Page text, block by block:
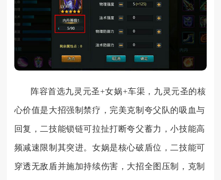
阵容首选九灵元圣+女娲+车渠，九灵元圣的核
心价值是大招强制禁疗，完美克制夸父队的吸血与
回复，二技能锁链可拉扯打断夸父蓄力，小技能高
频减速限制其突进。女娲是核心破盾位，二技能可
穿透无敌盾并施加持续伤害，大招全图压制，克制